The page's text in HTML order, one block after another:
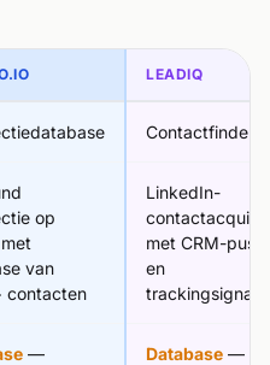
LEADIQ
Contactfinder
op
van
contacten
LinkedIn-
met CRM-push
en
—
Database —